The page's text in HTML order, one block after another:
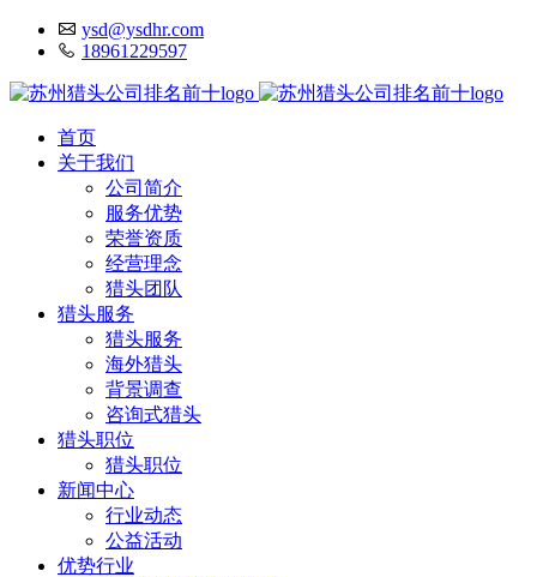
ysd@ysdhr.com
18961229597
首页
关于我们
公司简介
服务优势
荣誉资质
经营理念
猎头团队
猎头服务
猎头服务
海外猎头
背景调查
咨询式猎头
猎头职位
猎头职位
新闻中心
行业动态
公益活动
优势行业